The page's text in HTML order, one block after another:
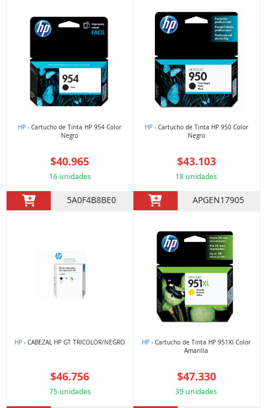
HP - Cartucho de Tinta HP 954 Color
Negro
$40.965
16 unidades
5A0F4B8BE0
HP- Cartucho de Tinta HP 950 Color
Negro
$43.103
18 unidades
APGEN17905
HP - CABEZAL HP GT TRICOLOR/NEGRO
$46.756
75 unidades
HP - Cartucho de Tinta HP 951Xl Color
Amarilla
$47.330
39 unidades